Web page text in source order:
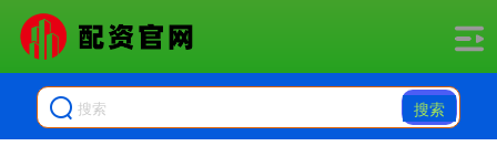
搜索